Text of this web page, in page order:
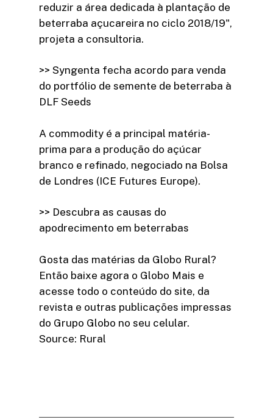
reduzir a área dedicada à plantação de
beterraba açucareira no ciclo 2018/19",
projeta a consultoria.
>> Syngenta fecha acordo para venda
do portfólio de semente de beterraba à
DLF Seeds
A commodity é a principal matéria-
prima para a produção do açúcar
branco e refinado, negociado na Bolsa
de Londres (ICE Futures Europe).
>> Descubra as causas do
apodrecimento em beterrabas
Gosta das matérias da Globo Rural?
Então baixe agora o Globo Mais e
acesse todo o conteúdo do site, da
revista e outras publicações impressas
do Grupo Globo no seu celular.
Source: Rural